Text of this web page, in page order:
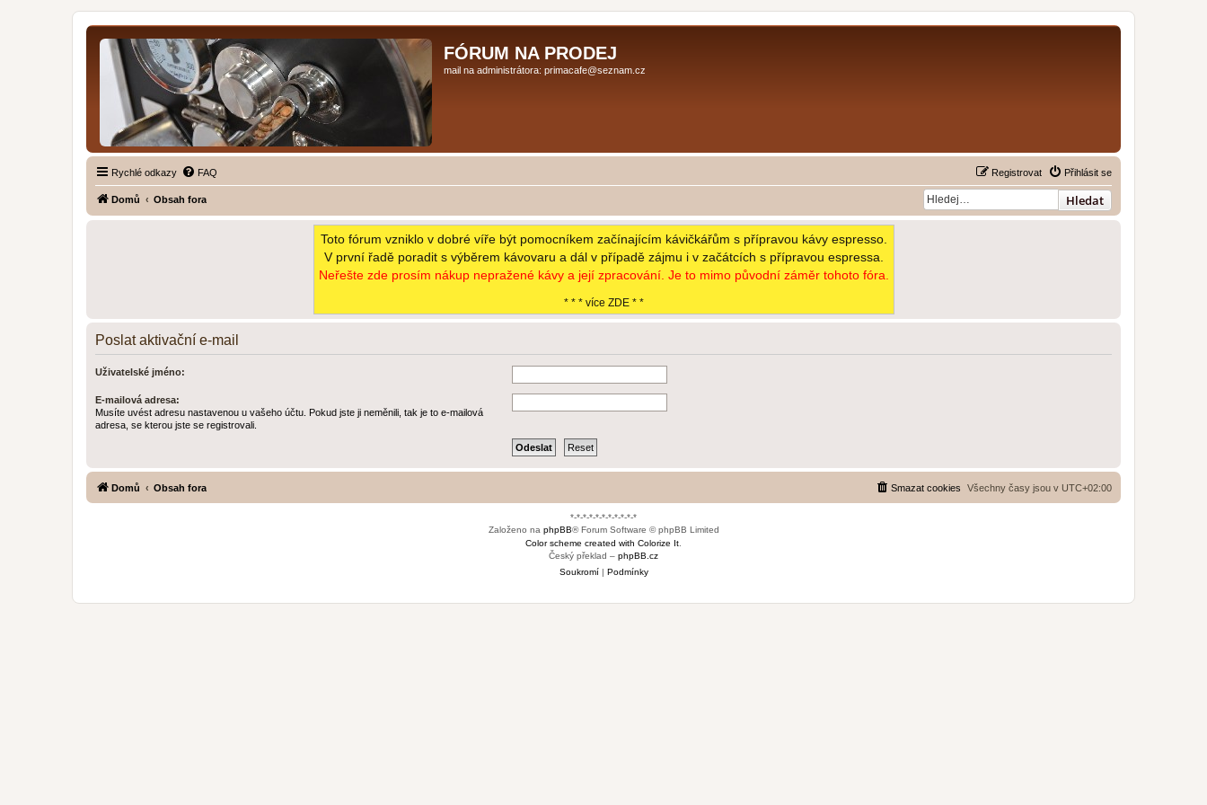
FÓRUM NA PRODEJ
mail na administrátora: primacafe@seznam.cz
Rychlé odkazy FAQ Přihlásit se
Registrovat
Domů Obsah fora Hledat
Toto fórum vzniklo v dobré víře být pomocníkem začínajícím kávičkářům s přípravou kávy espresso.
V první řadě poradit s výběrem kávovaru a dál v případě zájmu i v začátcích s přípravou espressa.
Neřešte zde prosím nákup nepražené kávy a její zpracování. Je to mimo původní záměr tohoto fóra.
* * * více ZDE * *
Poslat aktivační e-mail
Uživatelské jméno:
E-mailová adresa:
Musíte uvést adresu nastavenou u vašeho účtu. Pokud jste ji neměnili, tak je to e-mailová
adresa, se kterou jste se registrovali.
Domů Obsah fora Všechny časy jsou v UTC+02:00
Smazat cookies
*-*-*-*-*-*-*-*-*-*-*
Založeno na phpBB® Forum Software © phpBB Limited
Color scheme created with Colorize It
Český překlad – phpBB.cz
Soukromí| Podmínky